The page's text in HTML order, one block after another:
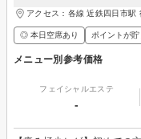
アクセス：各線 近鉄四日市駅
◎ 本日空席あり ポイントが
メニュー別参考価格
フェイシャルエステ
-